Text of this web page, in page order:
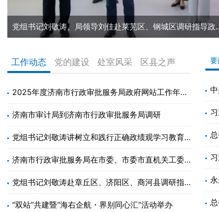
济南市行政审批服务局召开全面从严治党暨警示教育会
工作动态 党的建设 处室风采 区县之声
2025年度济南市行政审批服务局政府网站工作年度报表
济南市审计局到济南市行政审批服务局调研
党组书记刘敬涛讲树立和践行正确政绩观学习教育专题党课
济南市行政审批服务局在市委、市委市直机关工委“两优一先”评选中斩获多项荣誉
党组书记刘敬涛赴章丘区、济阳区、商河县调研指导政务服务工作
“双站”共建暨“海右企航・界别同心汇”活动举办